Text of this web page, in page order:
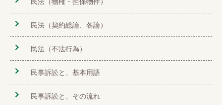
民法（契約総論、各論）
民法（不法行為）
民事訴訟と、基本用語
民事訴訟と、その流れ